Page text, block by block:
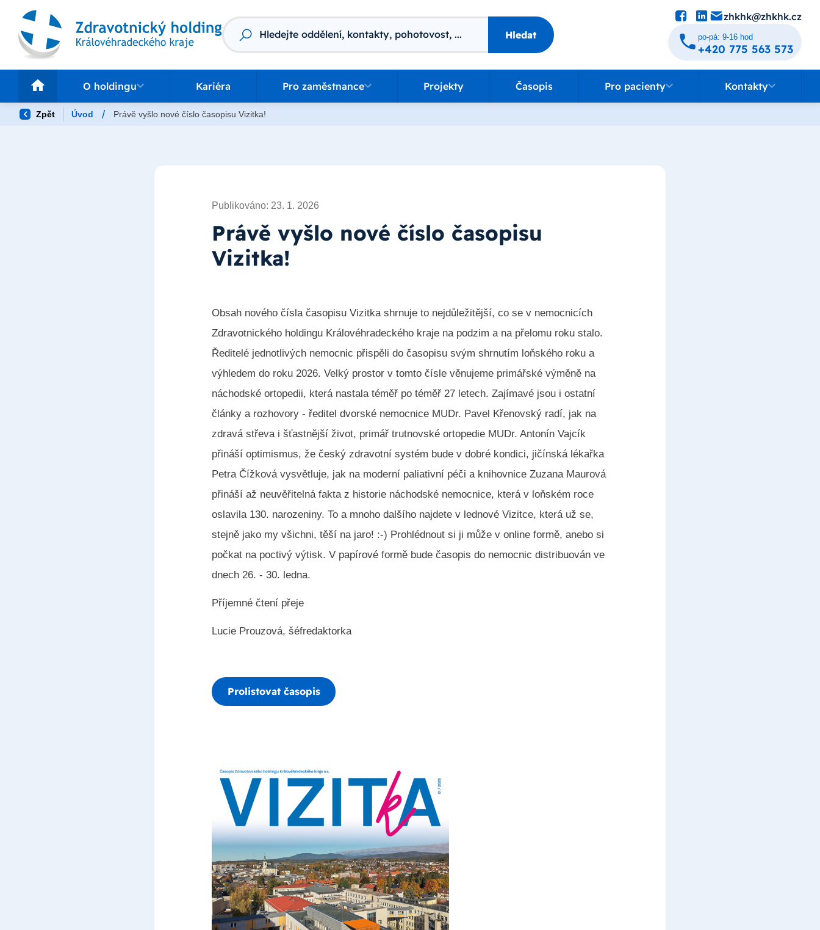
Vyhledávání
Hledat
zhkhk@zhkhk.cz
po-pá: 9-16 hod
+420 775 563 573
O holdingu Kariéra Pro zaměstnance Projekty Časopis Pro pacienty Kontakty
Zpět Úvod / Právě vyšlo nové číslo časopisu Vizitka!
Publikováno: 23. 1. 2026
Právě vyšlo nové číslo časopisu
Vizitka!
Obsah nového čísla časopisu Vizitka shrnuje to nejdůležitější, co se v nemocnicích
Zdravotnického holdingu Královéhradeckého kraje na podzim a na přelomu roku stalo.
Ředitelé jednotlivých nemocnic přispěli do časopisu svým shrnutím loňského roku a
výhledem do roku 2026. Velký prostor v tomto čísle věnujeme primářské výměně na
náchodské ortopedii, která nastala téměř po téměř 27 letech. Zajímavé jsou i ostatní
články a rozhovory - ředitel dvorské nemocnice MUDr. Pavel Křenovský radí, jak na
zdravá střeva i šťastnější život, primář trutnovské ortopedie MUDr. Antonín Vajcík
přináší optimismus, že český zdravotní systém bude v dobré kondici, jičínská lékařka
Petra Čížková vysvětluje, jak na moderní paliativní péči a knihovnice Zuzana Maurová
přináší až neuvěřitelná fakta z historie náchodské nemocnice, která v loňském roce
oslavila 130. narozeniny. To a mnoho dalšího najdete v lednové Vizitce, která už se,
stejně jako my všichni, těší na jaro! :-) Prohlédnout si ji může v online formě, anebo si
počkat na poctivý výtisk. V papírové formě bude časopis do nemocnic distribuován ve
dnech 26. - 30. ledna.
Příjemné čtení přeje
Lucie Prouzová, šéfredaktorka
Prolistovat časopis